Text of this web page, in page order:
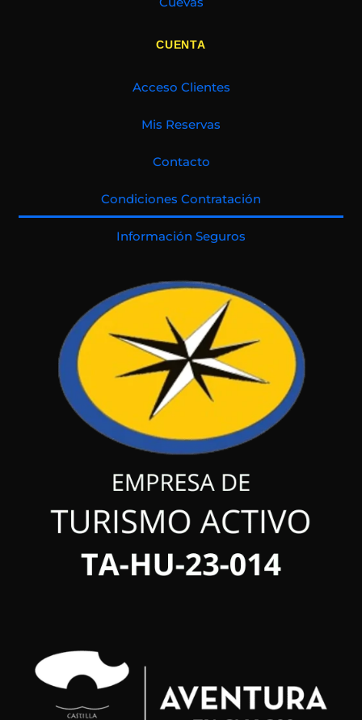
CUENTA
Acceso Clientes
Mis Reservas
Contacto
Condiciones Contratación
Información Seguros